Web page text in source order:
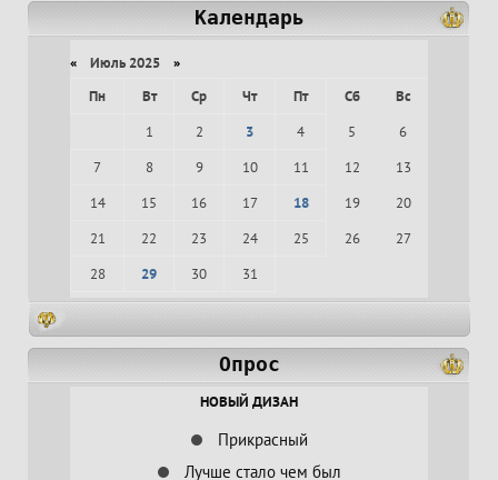
Календарь
« Июль 2025 »
Пн
Вт Ср Чт Пт Сб
Вс
1
2 3 4 5
6
7
8 9 10 11 12
13
14
15 16 17 18 19
20
21
22 23 24 25 26
27
28
29 30 31
Опрос
НОВЫЙ ДИЗАН
Прикрасный
Лучше стало чем был